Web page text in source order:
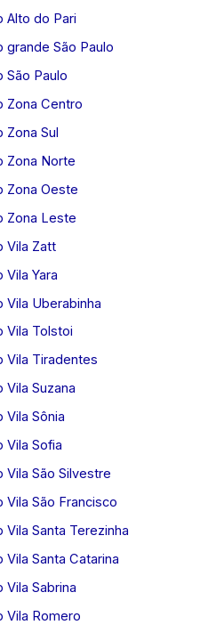
Alto do Pari
grande São Paulo
São Paulo
Zona Centro
Zona Sul
Zona Norte
Zona Oeste
Zona Leste
Vila Zatt
Yara
Vila Uberabinha
Vila Tolstoi
Vila Tiradentes
Suzana
Vila Sônia
Vila Sofia
Vila São Silvestre
São Francisco
Santa Terezinha
Santa Catarina
Sabrina
Vila Romero